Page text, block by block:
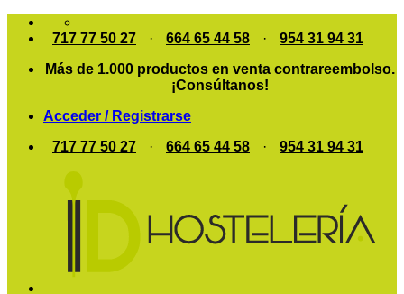
Saltar
717 77 50 27 · 664 65 44 58 ·
954 31 94 31
Más de 1.000 productos en venta contrareembolso.
¡Consúltanos!
Acceder / Registrarse
717 77 50 27
· 664 65 44 58 · 954 31 94 31